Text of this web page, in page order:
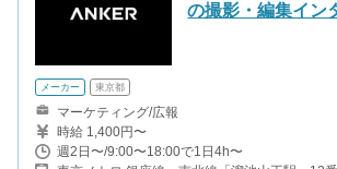
の撮影・編集イン
メーカー 東京都
マーケティング/広報
時給 1,400円〜
週2日〜/9:00〜18:00で1日4h〜